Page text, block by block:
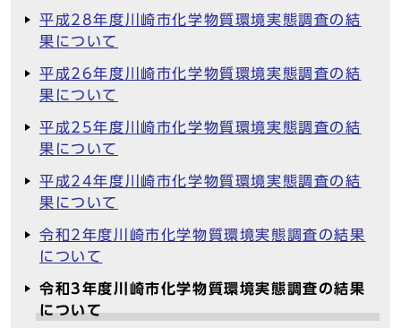
平成28年度川崎市化学物質環境実態調査の結
果について
平成26年度川崎市化学物質環境実態調査の結
果について
平成25年度川崎市化学物質環境実態調査の結
果について
平成24年度川崎市化学物質環境実態調査の結
果について
令和2年度川崎市化学物質環境実態調査の結果
について
令和3年度川崎市化学物質環境実態調査の結果
について